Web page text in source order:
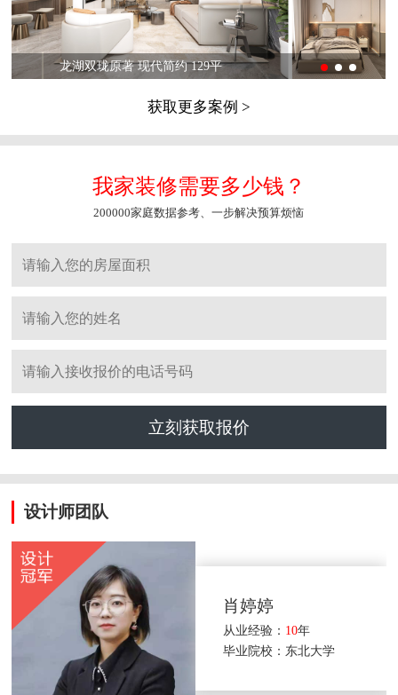
龙湖双珑原著 现代简约 129平
获取更多案例 >
我家装修需要多少钱？
200000家庭数据参考、一步解决预算烦恼
立刻获取报价
设计师团队
肖婷婷
从业经验： 10年
毕业院校：东北大学